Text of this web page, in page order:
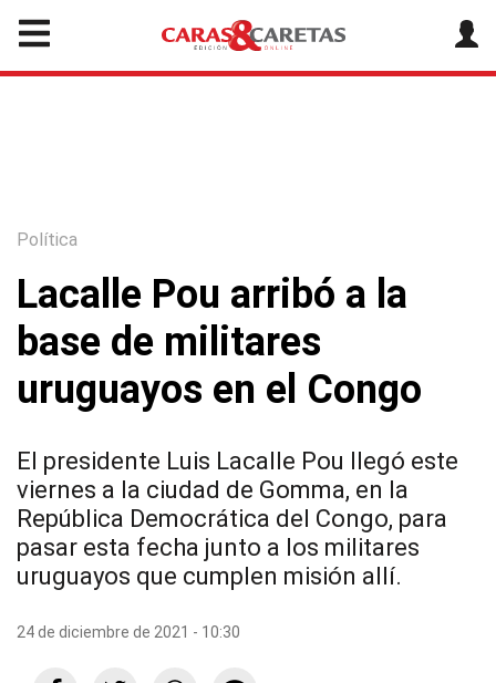
Política
Lacalle Pou arribó a la
base de militares
uruguayos en el Congo
El presidente Luis Lacalle Pou llegó este
viernes a la ciudad de Gomma, en la
República Democrática del Congo, para
pasar esta fecha junto a los militares
uruguayos que cumplen misión allí.
24 de diciembre de 2021 - 10:30